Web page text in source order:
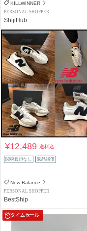
KILLWINNER
PERSONAL SHOPPER
ShijiHub
¥12,489送料込
関税負担なし 返品補償
New Balance
PERSONAL SHOPPER
BestShip
タイムセール